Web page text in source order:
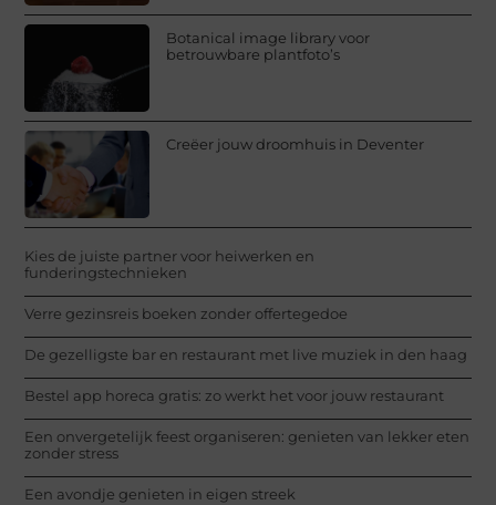
Botanical image library voor
betrouwbare plantfoto’s
Creëer jouw droomhuis in Deventer
Kies de juiste partner voor heiwerken en
funderingstechnieken
Verre gezinsreis boeken zonder offertegedoe
De gezelligste bar en restaurant met live muziek in den haag
Bestel app horeca gratis: zo werkt het voor jouw restaurant
Een onvergetelijk feest organiseren: genieten van lekker eten
zonder stress
Een avondje genieten in eigen streek